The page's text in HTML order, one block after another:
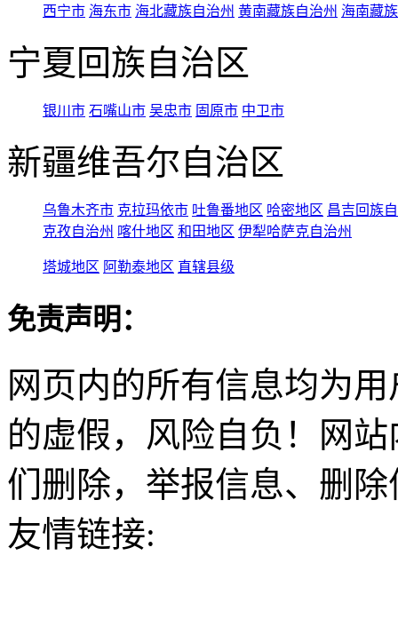
西宁市 海东市 海北藏族自治州 黄南藏族自治州 海南藏
宁夏回族自治区
银川市 石嘴山市 吴忠市 固原市 中卫市
新疆维吾尔自治区
乌鲁木齐市 克拉玛依市 吐鲁番地区 哈密地区 昌吉回族
克孜自治州 喀什地区 和田地区 伊犁哈萨克自治州
塔城地区 阿勒泰地区 直辖县级
免责声明：
网页内的所有信息均为
的虚假，风险自负！网
们删除，举报信息、删
友情链接: